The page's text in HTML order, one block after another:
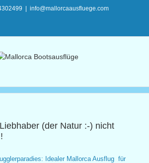
info@mallorcaausfluege.com
(der Natur :-) nicht
Idealer Mallorca Ausflug für